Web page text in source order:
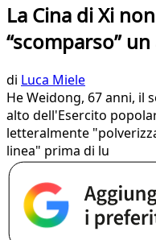
La Cina di Xi
“scomparso”
di Luca Miele
He Weidong, 67 anni, il
alto dell'Esercito
letteralmente
linea" prima di lu